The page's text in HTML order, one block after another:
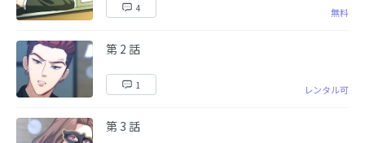
4 無料
第 2 話
1 レンタル可
第 3 話